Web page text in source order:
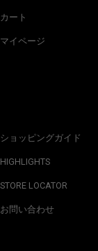
カート
マイページ
ショッピングガイド
HIGHLIGHTS
STORE LOCATOR
お問い合わせ